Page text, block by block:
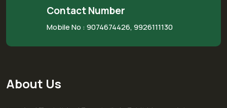
Contact Number
Mobile No :9074674426, 9926111130
About Us